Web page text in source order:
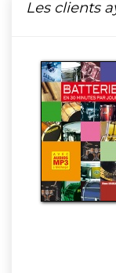
Les clients